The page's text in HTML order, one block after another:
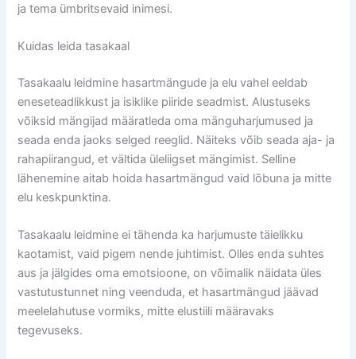
ja tema ümbritsevaid inimesi.
Kuidas leida tasakaal
Tasakaalu leidmine hasartmängude ja elu vahel eeldab
eneseteadlikkust ja isiklike piiride seadmist. Alustuseks
võiksid mängijad määratleda oma mänguharjumused ja
seada enda jaoks selged reeglid. Näiteks võib seada aja- ja
rahapiirangud, et vältida üleliigset mängimist. Selline
lähenemine aitab hoida hasartmängud vaid lõbuna ja mitte
elu keskpunktina.
Tasakaalu leidmine ei tähenda ka harjumuste täielikku
kaotamist, vaid pigem nende juhtimist. Olles enda suhtes
aus ja jälgides oma emotsioone, on võimalik näidata üles
vastutustunnet ning veenduda, et hasartmängud jäävad
meelelahutuse vormiks, mitte elustiili määravaks
tegevuseks.